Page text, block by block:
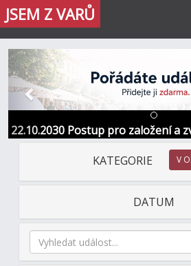
JSEM Z VARŮ
22.10.2030 Postup pro založení a
Informace / kontakt
Předchozí
KATEGORIE V
DATUM